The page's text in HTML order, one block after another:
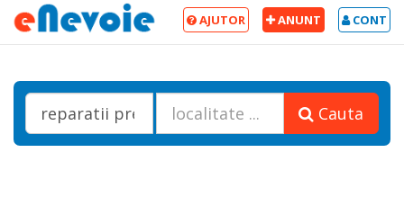
CONT
ANUNT
AJUTOR
Cauta